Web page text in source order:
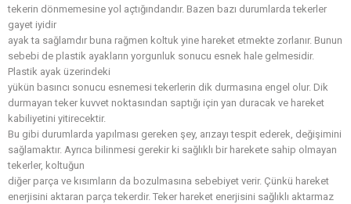
tekerin dönmemesine yol açtığındandır. Bazen bazı durumlarda tekerler
gayet iyidir
ayak ta sağlamdır buna rağmen koltuk yine hareket etmekte zorlanır. Bunun
sebebi de plastik ayakların yorgunluk sonucu esnek hale gelmesidir.
Plastik ayak üzerindeki
yükün basıncı sonucu esnemesi tekerlerin dik durmasına engel olur. Dik
durmayan teker kuvvet noktasından saptığı için yan duracak ve hareket
kabiliyetini yitirecektir.
Bu gibi durumlarda yapılması gereken şey, arızayı tespit ederek, değişimini
sağlamaktır. Ayrıca bilinmesi gerekir ki sağlıklı bir harekete sahip olmayan
tekerler, koltuğun
diğer parça ve kısımların da bozulmasına sebebiyet verir. Çünkü hareket
enerjisini aktaran parça tekerdir. Teker hareket enerjisini sağlıklı aktarmaz